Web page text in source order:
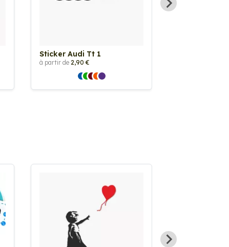
Sticker Audi Tt 1
à partir de 2,90 €